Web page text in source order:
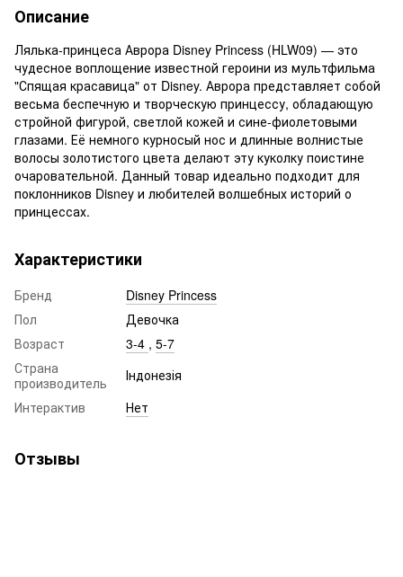
Описание
Лялька-принцеса Аврора Disney Princess (HLW09) — это
чудесное воплощение известной героини из мультфильма
"Спящая красавица" от Disney. Аврора представляет собой
весьма беспечную и творческую принцессу, обладающую
стройной фигурой, светлой кожей и сине-фиолетовыми
глазами. Её немного курносый нос и длинные волнистые
волосы золотистого цвета делают эту куколку поистине
очаровательной. Данный товар идеально подходит для
поклонников Disney и любителей волшебных историй о
принцессах.
Характеристики
Бренд
Disney Princess
Пол
Девочка
Возраст
3-4 , 5-7
Страна
производитель
Індонезія
Интерактив
Нет
Отзывы